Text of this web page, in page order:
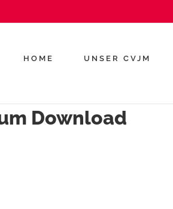
HOME UNSER CVJM
Download